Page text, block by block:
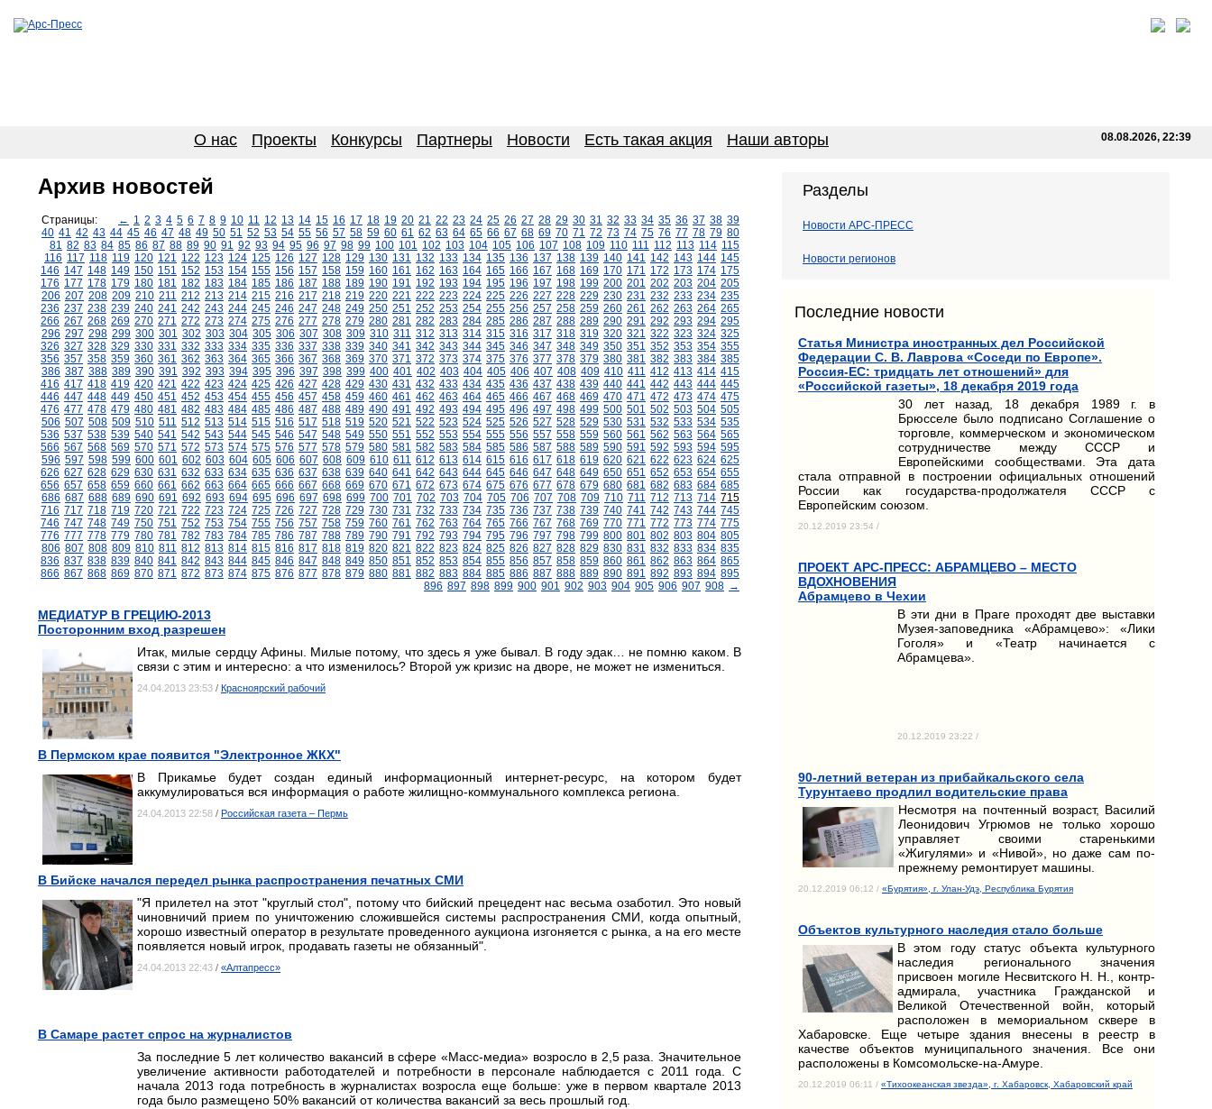
О нас Проекты Конкурсы Партнеры Новости Есть такая акция Наши авторы 08.08.2026, 22:39
Архив новостей
Страницы: ← 1 2 3 4 5 6 7 8 9 10 11 12 13 14 15 16 17 18 19 20 21 22 23 24 25 26 27 28 29 30 31 32 33 34 35 36 37 38 39
40 41 42 43 44 45 46 47 48 49 50 51 52 53 54 55 56 57 58 59 60 61 62 63 64 65 66 67 68 69 70 71 72 73 74 75 76 77 78 79 80
81 82 83 84 85 86 87 88 89 90 91 92 93 94 95 96 97 98 99 100 101 102 103 104 105 106 107 108 109 110 111 112 113 114 115
116 117 118 119 120 121 122 123 124 125 126 127 128 129 130 131 132 133 134 135 136 137 138 139 140 141 142 143 144 145
146 147 148 149 150 151 152 153 154 155 156 157 158 159 160 161 162 163 164 165 166 167 168 169 170 171 172 173 174 175
176 177 178 179 180 181 182 183 184 185 186 187 188 189 190 191 192 193 194 195 196 197 198 199 200 201 202 203 204 205
206 207 208 209 210 211 212 213 214 215 216 217 218 219 220 221 222 223 224 225 226 227 228 229 230 231 232 233 234 235
236 237 238 239 240 241 242 243 244 245 246 247 248 249 250 251 252 253 254 255 256 257 258 259 260 261 262 263 264 265
266 267 268 269 270 271 272 273 274 275 276 277 278 279 280 281 282 283 284 285 286 287 288 289 290 291 292 293 294 295
296 297 298 299 300 301 302 303 304 305 306 307 308 309 310 311 312 313 314 315 316 317 318 319 320 321 322 323 324 325
326 327 328 329 330 331 332 333 334 335 336 337 338 339 340 341 342 343 344 345 346 347 348 349 350 351 352 353 354 355
356 357 358 359 360 361 362 363 364 365 366 367 368 369 370 371 372 373 374 375 376 377 378 379 380 381 382 383 384 385
386 387 388 389 390 391 392 393 394 395 396 397 398 399 400 401 402 403 404 405 406 407 408 409 410 411 412 413 414 415
416 417 418 419 420 421 422 423 424 425 426 427 428 429 430 431 432 433 434 435 436 437 438 439 440 441 442 443 444 445
446 447 448 449 450 451 452 453 454 455 456 457 458 459 460 461 462 463 464 465 466 467 468 469 470 471 472 473 474 475
476 477 478 479 480 481 482 483 484 485 486 487 488 489 490 491 492 493 494 495 496 497 498 499 500 501 502 503 504 505
506 507 508 509 510 511 512 513 514 515 516 517 518 519 520 521 522 523 524 525 526 527 528 529 530 531 532 533 534 535
536 537 538 539 540 541 542 543 544 545 546 547 548 549 550 551 552 553 554 555 556 557 558 559 560 561 562 563 564 565
566 567 568 569 570 571 572 573 574 575 576 577 578 579 580 581 582 583 584 585 586 587 588 589 590 591 592 593 594 595
596 597 598 599 600 601 602 603 604 605 606 607 608 609 610 611 612 613 614 615 616 617 618 619 620 621 622 623 624 625
626 627 628 629 630 631 632 633 634 635 636 637 638 639 640 641 642 643 644 645 646 647 648 649 650 651 652 653 654 655
656 657 658 659 660 661 662 663 664 665 666 667 668 669 670 671 672 673 674 675 676 677 678 679 680 681 682 683 684 685
686 687 688 689 690 691 692 693 694 695 696 697 698 699 700 701 702 703 704 705 706 707 708 709 710 711 712 713 714 715
716 717 718 719 720 721 722 723 724 725 726 727 728 729 730 731 732 733 734 735 736 737 738 739 740 741 742 743 744 745
746 747 748 749 750 751 752 753 754 755 756 757 758 759 760 761 762 763 764 765 766 767 768 769 770 771 772 773 774 775
776 777 778 779 780 781 782 783 784 785 786 787 788 789 790 791 792 793 794 795 796 797 798 799 800 801 802 803 804 805
806 807 808 809 810 811 812 813 814 815 816 817 818 819 820 821 822 823 824 825 826 827 828 829 830 831 832 833 834 835
836 837 838 839 840 841 842 843 844 845 846 847 848 849 850 851 852 853 854 855 856 857 858 859 860 861 862 863 864 865
866 867 868 869 870 871 872 873 874 875 876 877 878 879 880 881 882 883 884 885 886 887 888 889 890 891 892 893 894 895
896 897 898 899 900 901 902 903 904 905 906 907 908 →
МЕДИАТУР В ГРЕЦИЮ-2013
Посторонним вход разрешен
Итак, милые сердцу Афины. Милые потому, что здесь я уже бывал. В году эдак… не помню каком. В
связи с этим и интересно: а что изменилось? Второй уж кризис на дворе, не может не измениться.
24.04.2013 23:53 / Красноярский рабочий
В Пермском крае появится "Электронное ЖКХ"
В Прикамье будет создан единый информационный интернет-ресурс, на котором будет
аккумулироваться вся информация о работе жилищно-коммунального комплекса региона.
24.04.2013 22:58 / Российская газета – Пермь
В Бийске начался передел рынка распространения печатных СМИ
"Я прилетел на этот "круглый стол", потому что бийский прецедент нас весьма озаботил. Это новый
чиновничий прием по уничтожению сложившейся системы распространения СМИ, когда опытный,
хорошо известный оператор в результате проведенного аукциона изгоняется с рынка, а на его месте
появляется новый игрок, продавать газеты не обязанный".
24.04.2013 22:43 / «Алтапресс»
В Самаре растет спрос на журналистов
За последние 5 лет количество вакансий в сфере «Масс-медиа» возросло в 2,5 раза. Значительное
увеличение активности работодателей и потребности в персонале наблюдается с 2011 года. С
начала 2013 года потребность в журналистах возросла еще больше: уже в первом квартале 2013
года было размещено 50% вакансий от количества вакансий за весь прошлый год.
Разделы
Новости АРС-ПРЕСС
Новости регионов
Последние новости
Статья Министра иностранных дел Российской
Федерации С. В. Лаврова «Соседи по Европе».
Россия-ЕС: тридцать лет отношений» для
«Российской газеты», 18 декабря 2019 года
30 лет назад, 18 декабря 1989 г. в
Брюсселе было подписано Соглашение о
торговле, коммерческом и экономическом
сотрудничестве между СССР и
Европейскими сообществами. Эта дата
стала отправной в построении официальных отношений
России как государства-продолжателя СССР с
Европейским союзом.
20.12.2019 23:54 /
ПРОЕКТ АРС-ПРЕСС: АБРАМЦЕВО – МЕСТО
ВДОХНОВЕНИЯ
Абрамцево в Чехии
В эти дни в Праге проходят две выставки
Музея-заповедника «Абрамцево»: «Лики
Гоголя» и «Театр начинается с
Абрамцева».
20.12.2019 23:22 /
90-летний ветеран из прибайкальского села
Турунтаево продлил водительские права
Несмотря на почтенный возраст, Василий
Леонидович Угрюмов не только хорошо
управляет своими старенькими
«Жигулями» и «Нивой», но даже сам по-
прежнему ремонтирует машины.
20.12.2019 06:12 / «Бурятия», г. Улан-Удэ, Республика Бурятия
Объектов культурного наследия стало больше
В этом году статус объекта культурного
наследия регионального значения
присвоен могиле Несвитского Н. Н., контр-
адмирала, участника Гражданской и
Великой Отечественной войн, который
расположен в мемориальном сквере в
Хабаровске. Еще четыре здания внесены в реестр в
качестве объектов муниципального значения. Все они
расположены в Комсомольске-на-Амуре.
20.12.2019 06:11 / «Тихоокеанская звезда», г. Хабаровск, Хабаровский край